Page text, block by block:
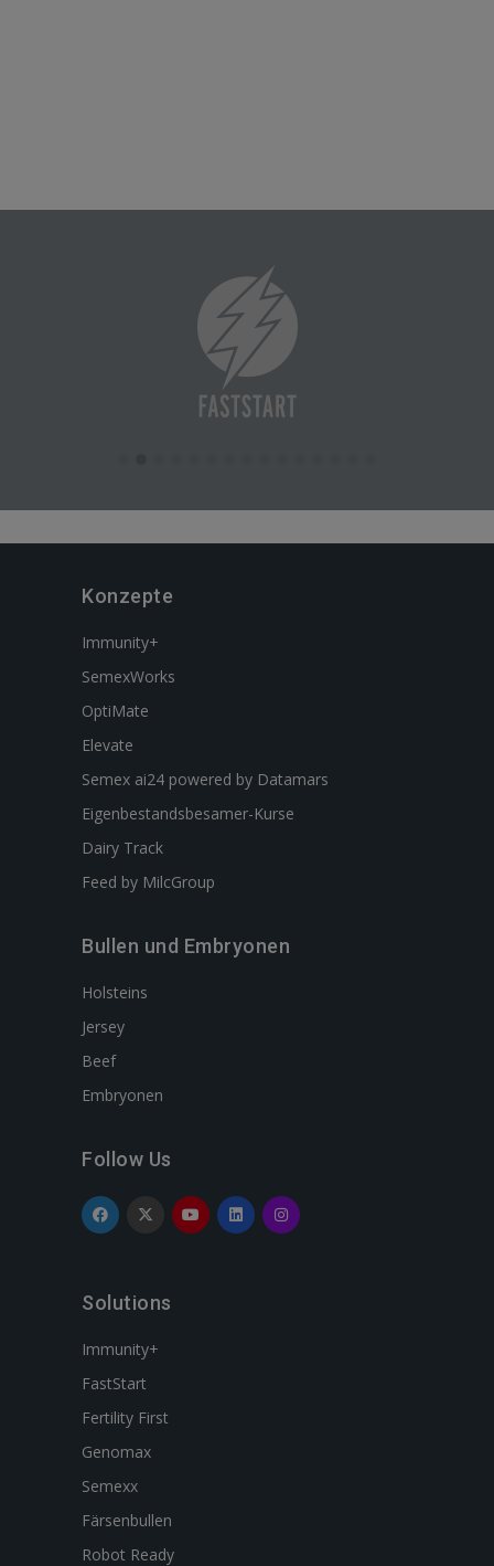
Konzepte
Immunity+
SemexWorks
OptiMate
Elevate
Semex ai24 powered by Datamars
Eigenbestandsbesamer-Kurse
Dairy Track
Feed by MilcGroup
Bullen und Embryonen
Holsteins
Jersey
Beef
Embryonen
Follow Us
Solutions
Immunity+
FastStart
Fertility First
Genomax
Semexx
Färsenbullen
Robot Ready